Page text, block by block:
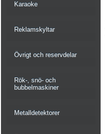
Karaoke
Reklamskyltar
Övrigt och reservdelar
Rök-, snö- och
bubbelmaskiner
Metalldetektorer